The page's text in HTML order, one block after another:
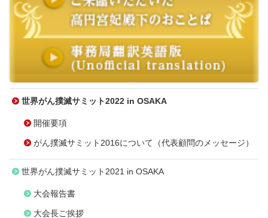
世界がん撲滅サミット2022 in OSAKA
開催要項
がん撲滅サミット2016について（代表顧問のメッセージ）
世界がん撲滅サミット2021 in OSAKA
大会報告書
大会長ご挨拶